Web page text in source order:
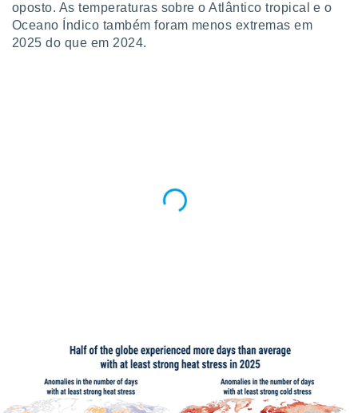
oposto. As temperaturas sobre o Atlântico tropical e o
Oceano Índico também foram menos extremas em
2025 do que em 2024.